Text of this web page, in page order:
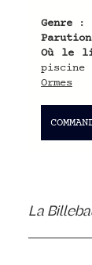
Genre :
Parution
Où le
Ormes
La